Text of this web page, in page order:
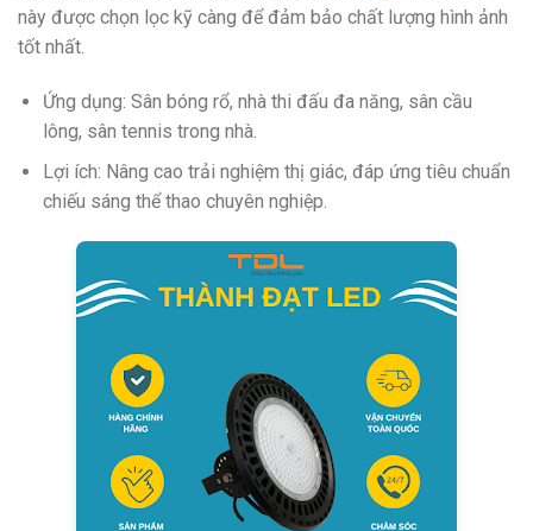
này được chọn lọc kỹ càng để đảm bảo chất lượng hình ảnh
tốt nhất.
Ứng dụng: Sân bóng rổ, nhà thi đấu đa năng, sân cầu
lông, sân tennis trong nhà.
Lợi ích: Nâng cao trải nghiệm thị giác, đáp ứng tiêu chuẩn
chiếu sáng thể thao chuyên nghiệp.